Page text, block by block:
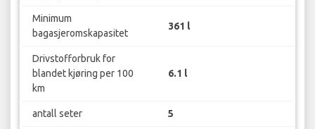
Minimum
bagasjeromskapasitet
361 l
Drivstofforbruk for
blandet kjøring per 100
km
6.1 l
antall seter 5